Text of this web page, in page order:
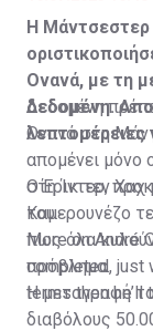
Η Μάντσεστερ
Ονανά, με τη
δεδομένη.
λεπτομέρειες
Δεδομένη
Ονανά στη
απομένει
στη Ίντερ,
του.
Ο Έρικ τεν
Καμερουνέζο
πως όλα
πρόβλημα.
More on André
completed, just
terms then
Η μεταγραφή
διαβόλους